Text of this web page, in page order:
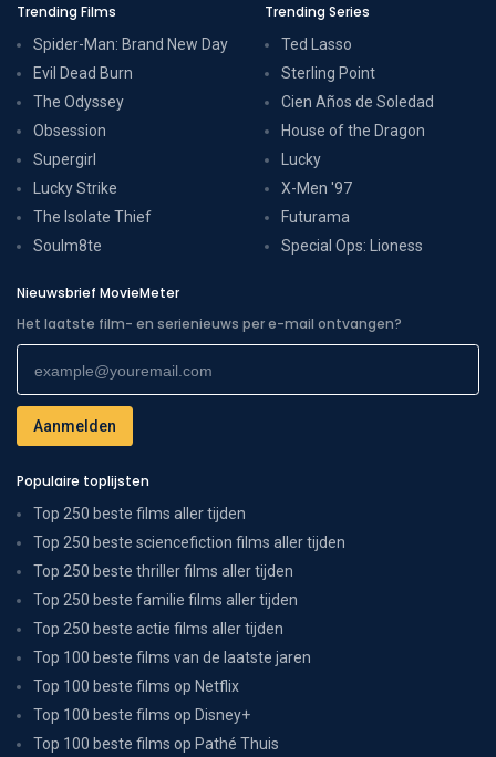
Trending Films
Spider-Man: Brand New Day
Evil Dead Burn
The Odyssey
Obsession
Supergirl
Lucky Strike
The Isolate Thief
Soulm8te
Trending Series
Ted Lasso
Sterling Point
Cien Años de Soledad
House of the Dragon
Lucky
X-Men '97
Futurama
Special Ops: Lioness
Nieuwsbrief MovieMeter
Het laatste film- en serienieuws per e-mail ontvangen?
Populaire toplijsten
Top 250 beste films aller tijden
Top 250 beste sciencefiction films aller tijden
Top 250 beste thriller films aller tijden
Top 250 beste familie films aller tijden
Top 250 beste actie films aller tijden
Top 100 beste films van de laatste jaren
Top 100 beste films op Netflix
Top 100 beste films op Disney+
Top 100 beste films op Pathé Thuis